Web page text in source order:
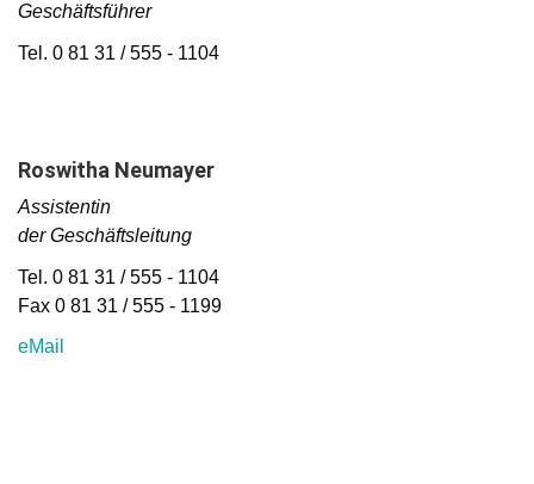
Geschäftsführer
Tel. 0 81 31 / 555 - 1104
Roswitha Neumayer
Assistentin
der Geschäftsleitung
Tel. 0 81 31 / 555 - 1104
Fax 0 81 31 / 555 - 1199
eMail